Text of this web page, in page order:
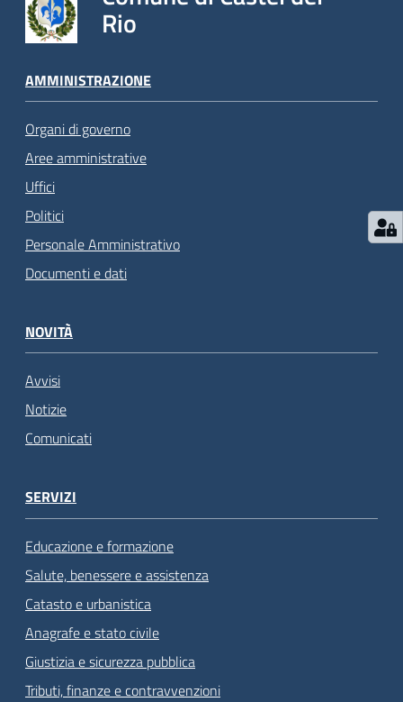
Rio
AMMINISTRAZIONE
Organi di governo
Aree amministrative
Uffici
Politici
Personale Amministrativo
Documenti e dati
NOVITÀ
Avvisi
Notizie
Comunicati
SERVIZI
Educazione e formazione
Salute, benessere e assistenza
Catasto e urbanistica
Anagrafe e stato civile
Giustizia e sicurezza pubblica
Tributi, finanze e contravvenzioni